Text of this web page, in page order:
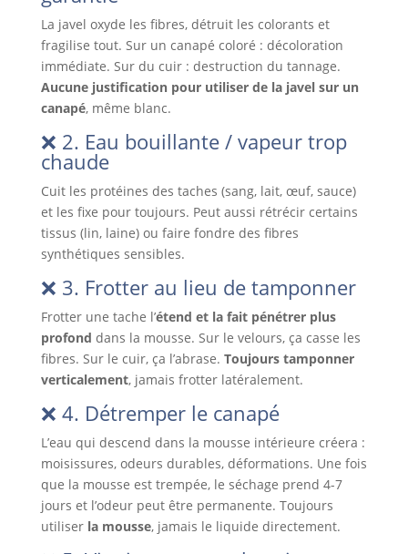
La javel oxyde les fibres, détruit les colorants et
fragilise tout. Sur un canapé coloré : décoloration
immédiate. Sur du cuir : destruction du tannage.
Aucune justification pour utiliser de la javel sur un
canapé, même blanc.
❌ 2. Eau bouillante / vapeur trop
chaude
Cuit les protéines des taches (sang, lait, œuf, sauce)
et les fixe pour toujours. Peut aussi rétrécir certains
tissus (lin, laine) ou faire fondre des fibres
synthétiques sensibles.
❌ 3. Frotter au lieu de tamponner
Frotter une tache l’étend et la fait pénétrer plus
profond dans la mousse. Sur le velours, ça casse les
fibres. Sur le cuir, ça l’abrase. Toujours tamponner
verticalement, jamais frotter latéralement.
❌ 4. Détremper le canapé
L’eau qui descend dans la mousse intérieure créera :
moisissures, odeurs durables, déformations. Une fois
que la mousse est trempée, le séchage prend 4-7
jours et l’odeur peut être permanente. Toujours
utiliser la mousse, jamais le liquide directement.